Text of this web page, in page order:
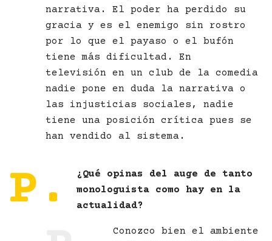
narrativa. El poder ha perdido su
gracia y es el enemigo sin rostro
por lo que el payaso o el bufón
tiene más dificultad. En
televisión en un club de la comedia
nadie pone en duda la narrativa o
las injusticias sociales, nadie
tiene una posición crítica pues se
han vendido al sistema.
P.
¿Qué opinas del auge de tanto
monologuista como hay en la
actualidad?
Conozco bien el ambiente